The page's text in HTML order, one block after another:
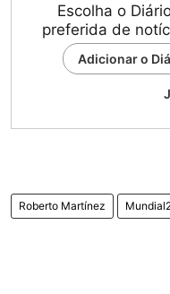
Escolha o
preferida de
Adicionar o
Roberto Martínez